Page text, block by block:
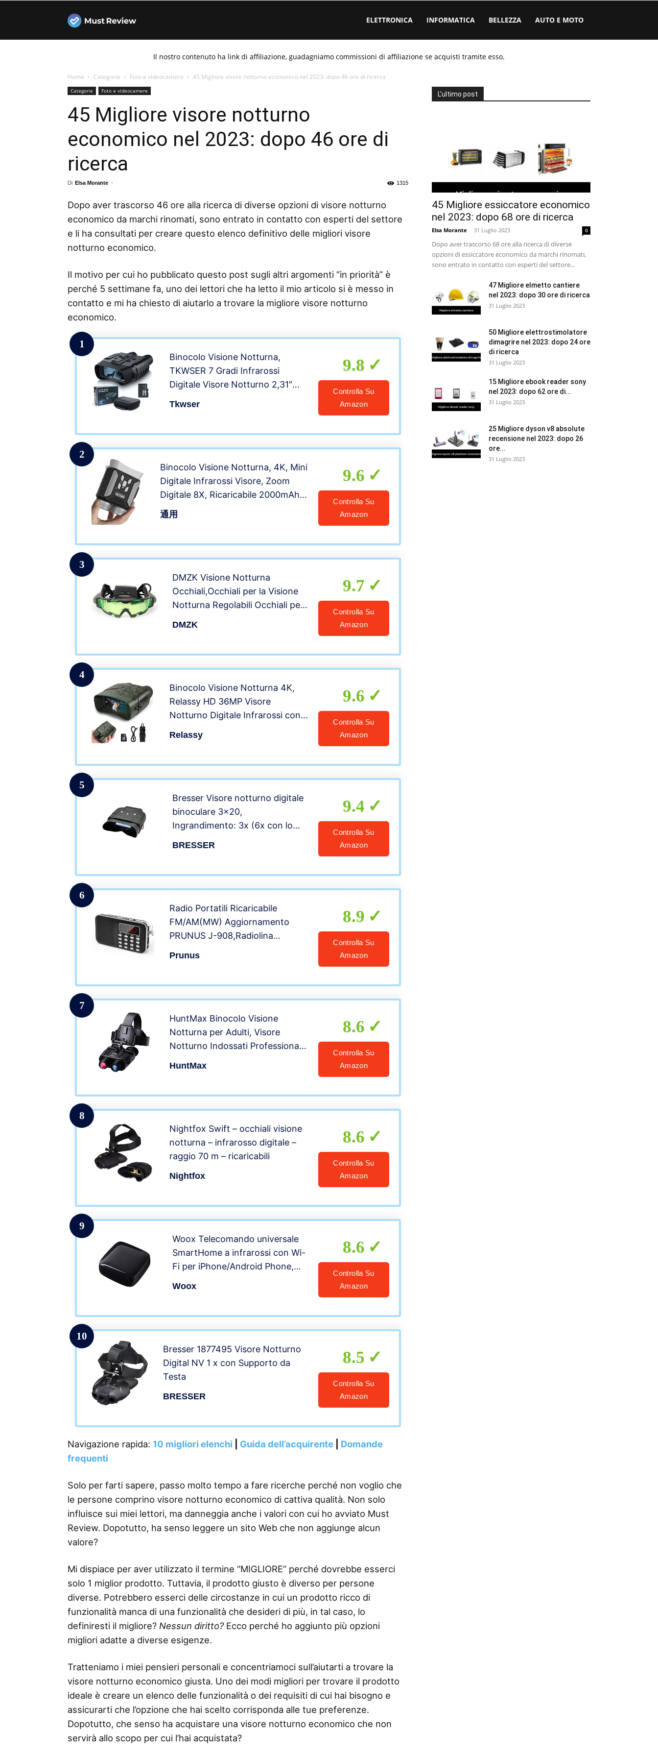
Must
Review
ELETTRONICA INFORMATICA BELLEZZA AUTO E MOTO
Il nostro contenuto ha link di affiliazione, guadagniamo commissioni di affiliazione se acquisti tramite esso.
Home Categorie Foto e videocamere 45 Migliore visore notturno economico nel 2023: dopo 46 ore di ricerca
Categorie Foto e videocamere
45 Migliore visore notturno
economico nel 2023: dopo 46 ore di
ricerca
Di Elsa Morante - 1315
Dopo aver trascorso 46 ore alla ricerca di diverse opzioni di visore notturno
economico da marchi rinomati, sono entrato in contatto con esperti del settore
e li ha consultati per creare questo elenco definitivo delle migliori visore
notturno economico.
Il motivo per cui ho pubblicato questo post sugli altri argomenti “in priorità” è
perché 5 settimane fa, uno dei lettori che ha letto il mio articolo si è messo in
contatto e mi ha chiesto di aiutarlo a trovare la migliore visore notturno
economico.
1
Binocolo Visione Notturna,
TKWSER 7 Gradi Infrarossi
Digitale Visore Notturno 2,31″
Tkwser
9.8
Controlla Su
Amazon
2
Binocolo Visione Notturna, 4K, Mini
Digitale Infrarossi Visore, Zoom
Digitale 8X, Ricaricabile 2000mAh,
con Scheda 32GB, Per Oscurità
Totale, Caccia, Campeggio,
通用
9.6
Controlla Su
Amazon
3
DMZK Visione Notturna
Occhiali,Occhiali per la Visione
Notturna Regolabili Occhiali per
DMZK
9.7
Controlla Su
Amazon
4
Binocolo Visione Notturna 4K,
Relassy HD 36MP Visore
Notturno Digitale Infrarossi con
4000mAh, Zoom Digitale 5X, Per
Relassy
9.6
Controlla Su
Amazon
5
Bresser Visore notturno digitale
binoculare 3×20,
Ingrandimento: 3x (6x con lo
BRESSER
9.4
Controlla Su
Amazon
6
Radio Portatili Ricaricabile
FM/AM(MW) Aggiornamento
PRUNUS J-908,Radiolina
Prunus
8.9
Controlla Su
Amazon
7
HuntMax Binocolo Visione
Notturna per Adulti, Visore
Notturno Indossati Professionale
HuntMax
8.6
Controlla Su
Amazon
8
Nightfox Swift – occhiali visione
notturna – infrarosso digitale –
raggio 70 m – ricaricabili
Nightfox
8.6
Controlla Su
Amazon
9
Woox Telecomando universale
SmartHome a infrarossi con Wi-
Fi per iPhone/Android Phone,
Woox
8.6
Controlla Su
Amazon
10
Bresser 1877495 Visore Notturno
Digital NV 1 x con Supporto da
Testa
BRESSER
8.5
Controlla Su
Amazon
Navigazione rapida: 10 migliori elenchi Guida dell’acquirente
Domande
frequenti
Solo per farti sapere, passo molto tempo a fare ricerche perché non voglio che
le persone comprino visore notturno economico di cattiva qualità. Non solo
influisce sui miei lettori, ma danneggia anche i valori con cui ho avviato Must
Review. Dopotutto, ha senso leggere un sito Web che non aggiunge alcun
valore?
Mi dispiace per aver utilizzato il termine “MIGLIORE” perché dovrebbe esserci
solo 1 miglior prodotto. Tuttavia, il prodotto giusto è diverso per persone
diverse. Potrebbero esserci delle circostanze in cui un prodotto ricco di
funzionalità manca di una funzionalità che desideri di più, in tal caso, lo
definiresti il ​​migliore? Nessun diritto?Ecco perché ho aggiunto più opzioni
migliori adatte a diverse esigenze.
Tratteniamo i miei pensieri personali e concentriamoci sull’aiutarti a trovare la
visore notturno economico giusta. Uno dei modi migliori per trovare il prodotto
ideale è creare un elenco delle funzionalità o dei requisiti di cui hai bisogno e
assicurarti che l’opzione che hai scelto corrisponda alle tue preferenze.
Dopotutto, che senso ha acquistare una visore notturno economico che non
servirà allo scopo per cui l’hai acquistata?
L'ultimo post
45 Migliore essiccatore economico
nel 2023: dopo 68 ore di ricerca
Elsa Morante - 31 Luglio 2023 0
Dopo aver trascorso 68 ore alla ricerca di diverse
opzioni di essiccatore economico da marchi rinomati,
sono entrato in contatto con esperti del settore...
47 Migliore elmetto cantiere
nel 2023: dopo 30 ore di ricerca
31 Luglio 2023
50 Migliore elettrostimolatore
dimagrire nel 2023: dopo 24 ore
di ricerca
31 Luglio 2023
15 Migliore ebook reader sony
nel 2023: dopo 62 ore di...
31 Luglio 2023
25 Migliore dyson v8 absolute
recensione nel 2023: dopo 26
ore...
31 Luglio 2023